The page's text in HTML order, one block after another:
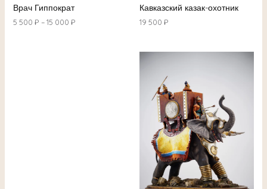
Врач Гиппократ
5 500 ₽ –15 000 ₽
Кавказский казак-охотник
19 500 ₽